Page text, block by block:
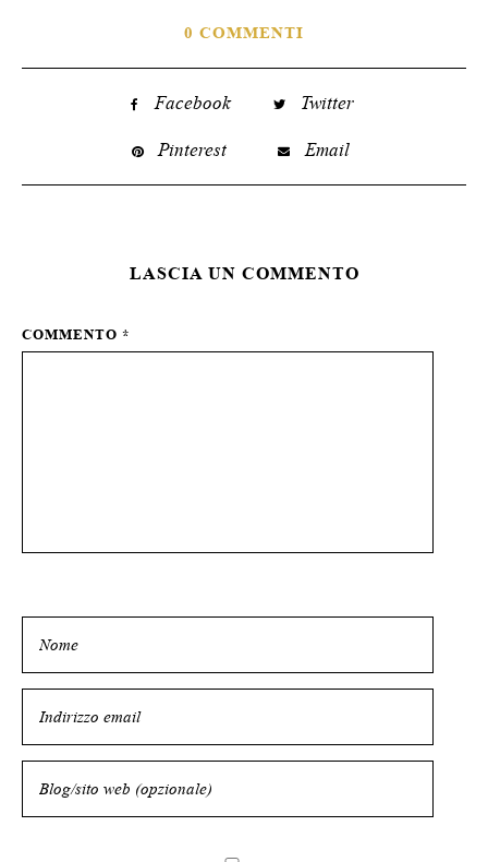
0 COMMENTI
Facebook
Twitter
Pinterest
Email
LASCIA UN COMMENTO
COMMENTO *